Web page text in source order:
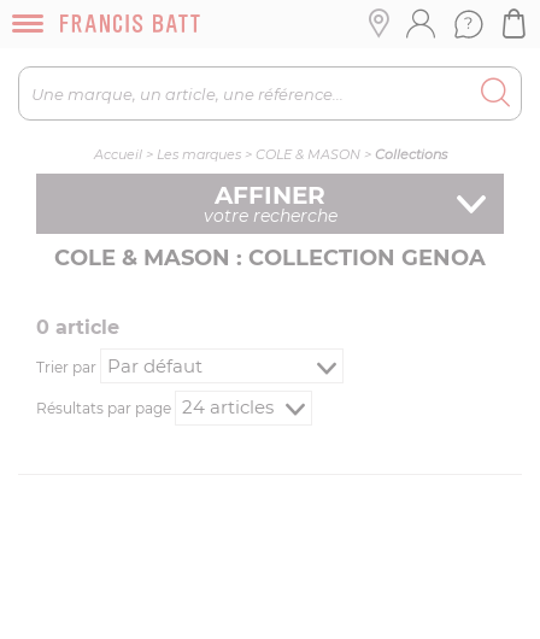
Accueil> Les marques> COLE & MASON> Collections
AFFINER
votre recherche
COLE & MASON : COLLECTION GENOA
0 article
Trier par
Résultats par page